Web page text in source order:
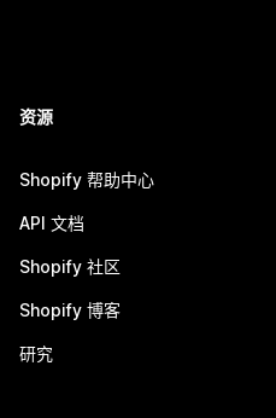
资源
Shopify 帮助中心
API 文档
Shopify 社区
Shopify 博客
研究